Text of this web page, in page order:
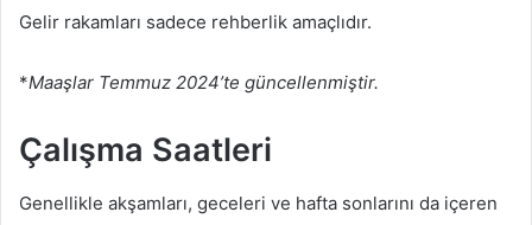
Gelir rakamları sadece rehberlik amaçlıdır.
*Maaşlar Temmuz 2024’te güncellenmiştir.
Çalışma Saatleri
Genellikle akşamları, geceleri ve hafta sonlarını da içeren